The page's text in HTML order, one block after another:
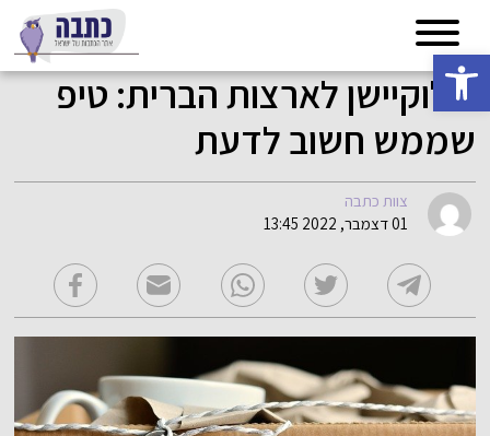
פתח סרגל נגישות
רילוקיישן לארצות הברית: טיפ
שממש חשוב לדעת
צוות כתבה
01 דצמבר, 2022 13:45